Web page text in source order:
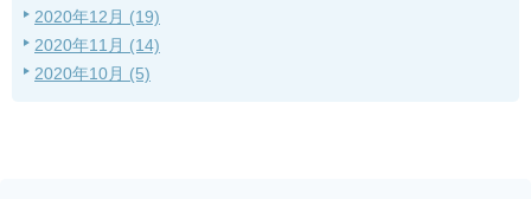
2020年12月 (19)
2020年11月 (14)
2020年10月 (5)